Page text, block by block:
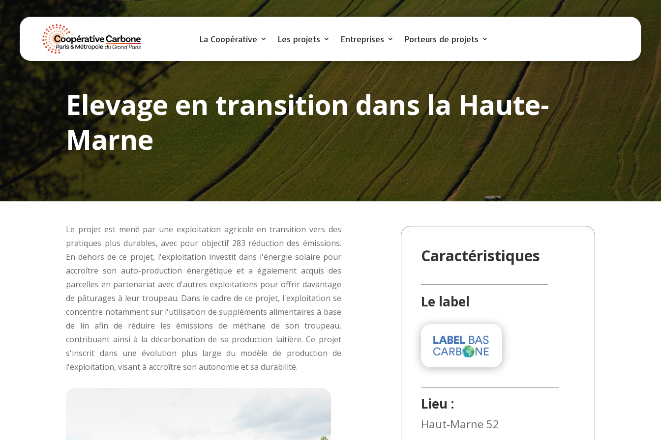
La Coopérative Les projets Entreprises Porteurs de projets
Elevage en transitiondans la Haute-
Marne
Le projet est mené par une exploitation agricole en transition vers des
pratiques plus durables, avec pour objectif 283 réduction des émissions.
En dehors de ce projet, l'exploitation investit dans l'énergie solaire pour
accroître son auto-production énergétique et a également acquis des
parcelles en partenariat avec d'autres exploitations pour offrir davantage
de pâturages à leur troupeau. Dans le cadre de ce projet, l'exploitation se
concentre notamment sur l'utilisation de suppléments alimentaires à base
de lin afin de réduire les émissions de méthane de son troupeau,
contribuant ainsi à la décarbonation de sa production laitière. Ce projet
s'inscrit dans une évolution plus large du modèle de production de
l'exploitation, visant à accroître son autonomie et sa durabilité.
Caractéristiques
Le label
Lieu :
Haut-Marne 52